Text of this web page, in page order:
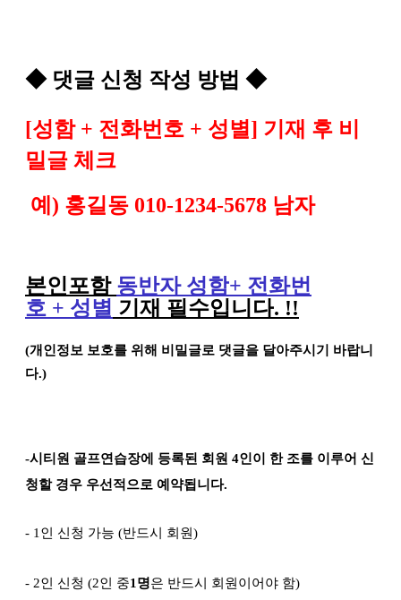
◆ 댓글 신청 작성 방법 ◆
[성함 + 전화번호 + 성별] 기재 후 비
밀글 체크
예 ) 홍길동 010-1234-5678 남자
본인포함 동반자 성함+ 전화번
호 + 성별 기재 필수입니다. !!
(개인정보 보호를 위해 비밀글로 댓글을 달아주시기 바랍니
다.)
-시티원 골프연습장에 등록된 회원 4인이 한 조를 이루어 신
청할 경우 우선적으로 예약됩니다.
- 1인 신청 가능 (반드시 회원)
- 2인 신청 (2인 중1명은 반드시 회원이어야 함)